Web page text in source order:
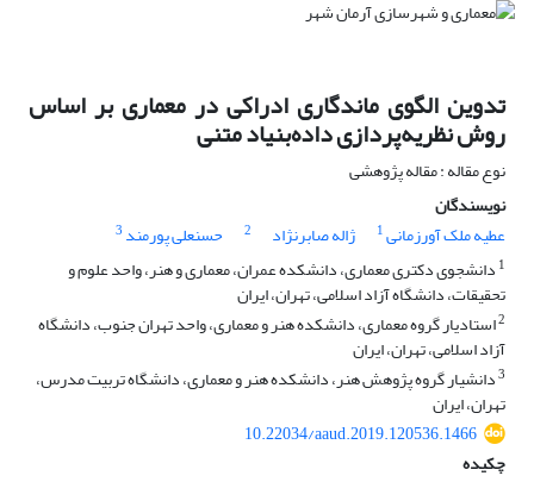
تدوین الگوی ماندگاری ادراکی در معماری بر اساس
روش نظریه‌پردازی داده‌بنیاد متنی
نوع مقاله : مقاله پژوهشی
نویسندگان
عطیه ملک آورزمانی1 ژاله صابرنژاد 2 حسنعلی پورمند 3
1 دانشجوی دکتری معماری، دانشکده عمران، معماری و هنر، واحد علوم و
تحقیقات، دانشگاه آزاد اسلامی، تهران، ایران
2استادیار گروه معماری، دانشکده هنر و معماری، واحد تهران جنوب، دانشگاه
آزاد اسلامی، تهران، ایران
3دانشیار گروه پژوهش هنر، دانشکده هنر و معماری، دانشگاه تربیت مدرس،
تهران، ایران
10.22034/aaud.2019.120536.1466
چکیده